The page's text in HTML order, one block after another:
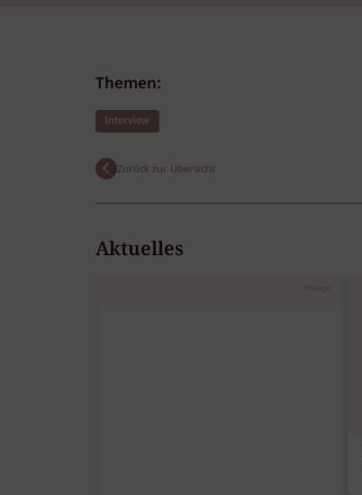
Themen:
Interview
Zurück zur Übersicht
Aktuelles
Anzeige